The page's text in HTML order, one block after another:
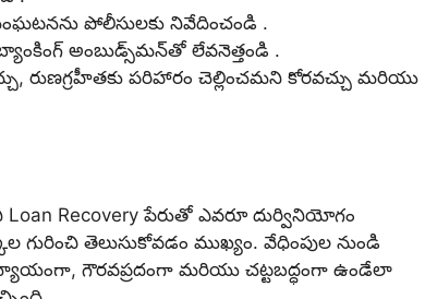
పోలీసులకు నివేదించండి .
అంబుడ్స్‌మన్‌తో లేవనెత్తండి .
రుణగ్రహీతకు పరిహారం చెల్లించమని కోరవచ్చు మరియు
Loan Recovery పేరుతో ఎవరూ దుర్వినియోగం
తెలుసుకోవడం ముఖ్యం. వేధింపుల నుండి
న్యాయంగా, గౌరవప్రదంగా మరియు చట్టబద్ధంగా ఉండేలా